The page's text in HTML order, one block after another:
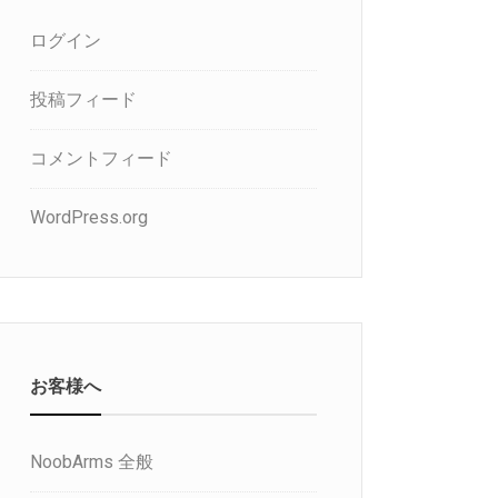
ログイン
投稿フィード
コメントフィード
WordPress.org
お客様へ
NoobArms 全般